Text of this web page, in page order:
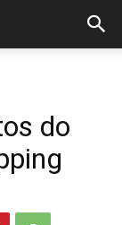
do